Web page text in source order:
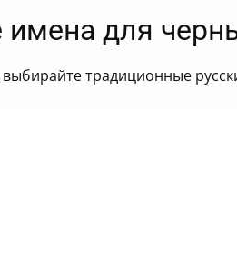
для
выбирайте традиционные